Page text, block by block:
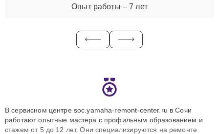
Опыт работы – 7 лет
В сервисном центре soc.yamaha-remont-center.ru в Сочи
работают опытные мастера с профильным образованием и
стажем от 5 до 12 лет. Они специализируются на ремонте